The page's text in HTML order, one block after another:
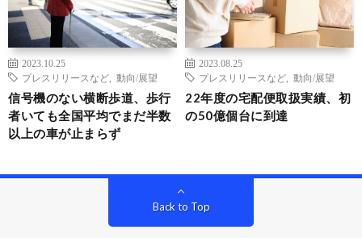
2023.10.25
プレスリリースなど
動向/展望
信号機のない横断歩道、歩行
者いても全国平均でまだ半数
以上の車が止まらず
2023.08.25
プレスリリースなど
動向/展望
22年度の宅配便取扱実績、初
の50億個台に到達
Back to Top